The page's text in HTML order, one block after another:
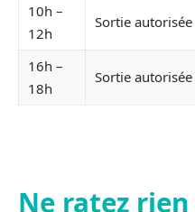
10h –
12h
Sortie autorisée
16h –
18h
Sortie autorisée
Ne ratez